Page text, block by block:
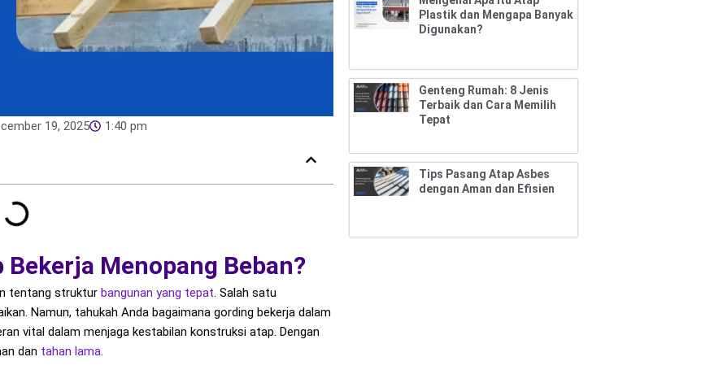
19, 2025 1:40 pm
Menopang Beban?
tentang struktur bangunan yang tepat. Salah satu
Namun, tahukah Anda bagaimana gording bekerja dalam
vital dalam menjaga kestabilan konstruksi atap. Dengan
dan tahan lama.
Plastik dan Mengapa Banyak
Digunakan?
Genteng Rumah: 8 Jenis
Terbaik dan Cara Memilih
Tepat
Tips Pasang Atap Asbes
dengan Aman dan Efisien